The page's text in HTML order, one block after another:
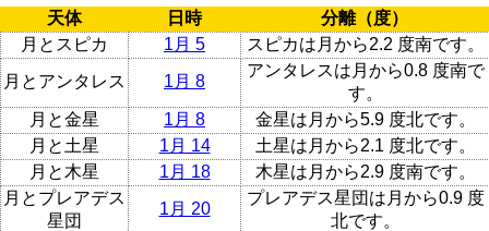
天体 日時
分離（度）
月とスピカ
1月 5
スピカは月から2.2 度南です。
月とアンタレス
1月 8
アンタレスは月から0.8 度南で
す。
月と金星
1月 8
金星は月から5.9 度北です。
月と土星
1月 14
土星は月から2.1 度北です。
月と木星
1月 18
木星は月から2.9 度南です。
月とプレアデス
星団
1月 20
プレアデス星団は月から0.9 度
北です。